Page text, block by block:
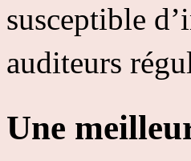
susceptible
auditeurs
Une